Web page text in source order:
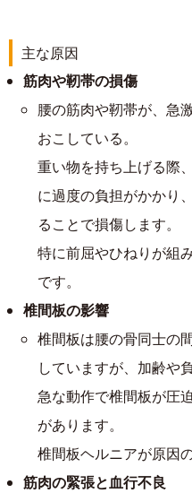
主な原因
筋肉や靭帯の損傷
腰の筋肉や靭帯が、急
おこしている。
重い物を持ち上げる際
に過度の負担がかかり
ることで損傷します。
特に前屈やひねりが組
です。
椎間板の影響
椎間板は腰の骨同士の
していますが、加齢や
急な動作で椎間板が圧
があります。
椎間板ヘルニアが原因
筋肉の緊張と血行不良